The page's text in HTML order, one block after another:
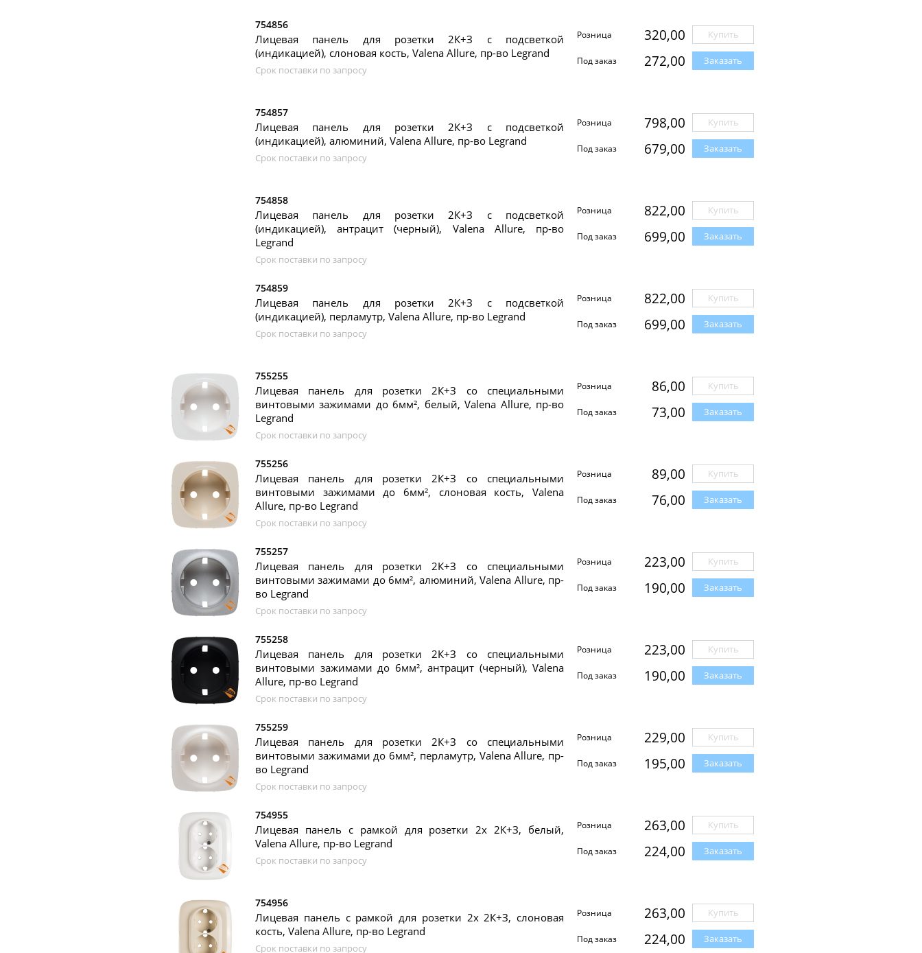
754856
Лицевая панель для розетки 2К+З с подсветкой
(индикацией), слоновая кость, Valena Allure, пр-во Legrand
Срок поставки по запросу
Розница 320,00 Купить
Под заказ 272,00 Заказать
754857
Лицевая панель для розетки 2К+З с подсветкой
(индикацией), алюминий, Valena Allure, пр-во Legrand
Срок поставки по запросу
Розница 798,00 Купить
Под заказ 679,00 Заказать
754858
Лицевая панель для розетки 2К+З с подсветкой
(индикацией), антрацит (черный), Valena Allure, пр-во
Legrand
Срок поставки по запросу
Розница 822,00 Купить
Под заказ 699,00 Заказать
754859
Лицевая панель для розетки 2К+З с подсветкой
(индикацией), перламутр, Valena Allure, пр-во Legrand
Срок поставки по запросу
Розница 822,00 Купить
Под заказ 699,00 Заказать
755255
Лицевая панель для розетки 2К+З со специальными
винтовыми зажимами до 6мм², белый, Valena Allure, пр-во
Legrand
Срок поставки по запросу
Розница 86,00 Купить
Под заказ 73,00 Заказать
755256
Лицевая панель для розетки 2К+З со специальными
винтовыми зажимами до 6мм², слоновая кость, Valena
Allure, пр-во Legrand
Срок поставки по запросу
Розница 89,00 Купить
Под заказ 76,00 Заказать
755257
Лицевая панель для розетки 2К+З со специальными
винтовыми зажимами до 6мм², алюминий, Valena Allure, пр-
во Legrand
Срок поставки по запросу
Розница 223,00 Купить
Под заказ 190,00 Заказать
755258
Лицевая панель для розетки 2К+З со специальными
винтовыми зажимами до 6мм², антрацит (черный), Valena
Allure, пр-во Legrand
Срок поставки по запросу
Розница 223,00 Купить
Под заказ 190,00 Заказать
755259
Лицевая панель для розетки 2К+З со специальными
винтовыми зажимами до 6мм², перламутр, Valena Allure, пр-
во Legrand
Срок поставки по запросу
Розница 229,00 Купить
Под заказ 195,00 Заказать
754955
Лицевая панель с рамкой для розетки 2х 2К+З, белый,
Valena Allure, пр-во Legrand
Срок поставки по запросу
Розница 263,00 Купить
Под заказ 224,00 Заказать
754956
Лицевая панель с рамкой для розетки 2х 2К+З, слоновая
кость, Valena Allure, пр-во Legrand
Срок поставки по запросу
Розница 263,00 Купить
Под заказ 224,00 Заказать